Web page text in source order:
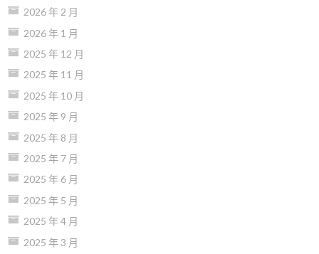
2026 年 2 月
2026 年 1 月
2025 年 12 月
2025 年 11 月
2025 年 10 月
2025 年 9 月
2025 年 8 月
2025 年 7 月
2025 年 6 月
2025 年 5 月
2025 年 4 月
2025 年 3 月